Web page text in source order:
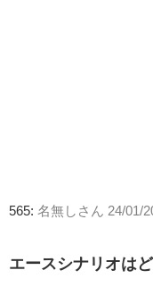
565: 名無しさん 24/01/
エースシナリオは